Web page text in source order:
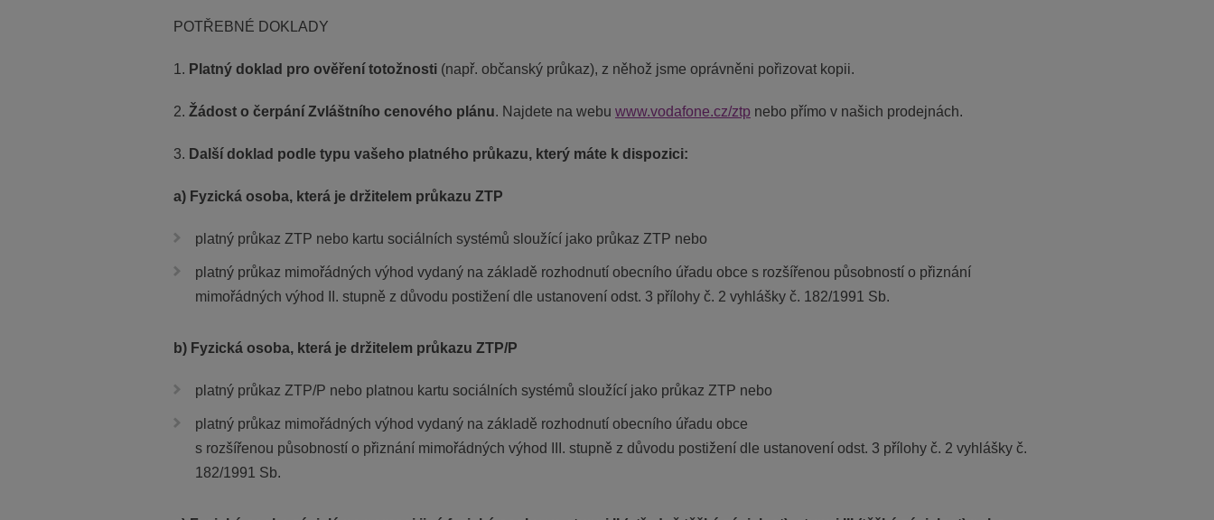
POTŘEBNÉ DOKLADY
1. Platný doklad pro ověření totožnosti (např. občanský průkaz), z něhož jsme oprávněni pořizovat kopii.
2. Žádost o čerpání Zvláštního cenového plánu. Najdete na webu www.vodafone.cz/ztp nebo přímo v našich prodejnách.
3. Další doklad podle typu vašeho platného průkazu, který máte k dispozici:
a) Fyzická osoba, která je držitelem průkazu ZTP
platný průkaz ZTP nebo kartu sociálních systémů sloužící jako průkaz ZTP nebo
platný průkaz mimořádných výhod vydaný na základě rozhodnutí obecního úřadu obce s rozšířenou působností o přiznání
mimořádných výhod II. stupně z důvodu postižení dle ustanovení odst. 3 přílohy č. 2 vyhlášky č. 182/1991 Sb.
b) Fyzická osoba, která je držitelem průkazu ZTP/P
platný průkaz ZTP/P nebo platnou kartu sociálních systémů sloužící jako průkaz ZTP nebo
platný průkaz mimořádných výhod vydaný na základě rozhodnutí obecního úřadu obce
s rozšířenou působností o přiznání mimořádných výhod III. stupně z důvodu postižení dle ustanovení odst. 3 přílohy č. 2 vyhlášky č.
182/1991 Sb.